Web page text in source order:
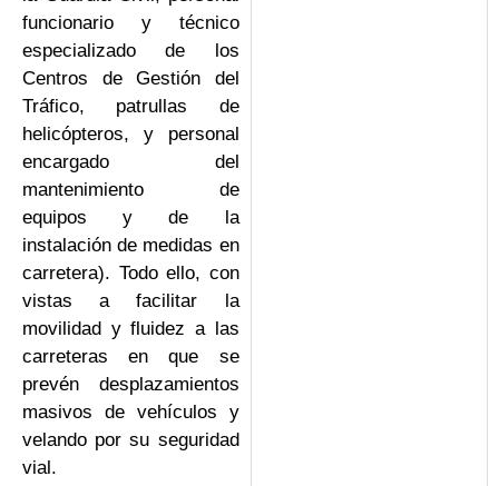
funcionario y técnico
especializado de los
Centros de Gestión del
Tráfico, patrullas de
helicópteros, y personal
encargado del
mantenimiento de
equipos y de la
instalación de medidas en
carretera). Todo ello, con
vistas a facilitar la
movilidad y fluidez a las
carreteras en que se
prevén desplazamientos
masivos de vehículos y
velando por su seguridad
vial.